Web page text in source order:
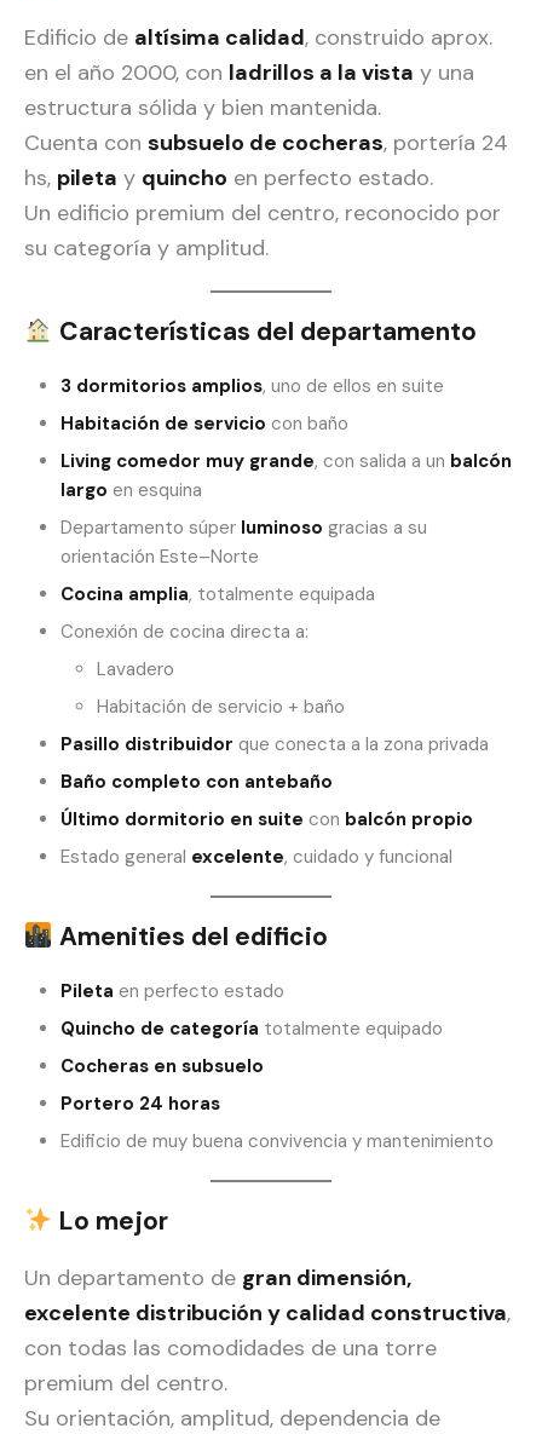
Edificio de altísima calidad, construido aprox.
en el año 2000, con ladrillos a la vista y una
estructura sólida y bien mantenida.
Cuenta con subsuelo de cocheras, portería 24
hs, pileta y quincho en perfecto estado.
Un edificio premium del centro, reconocido por
su categoría y amplitud.
Características del departamento
3 dormitorios amplios, uno de ellos en suite
Habitación de servicio con baño
Living comedor muy grande, con salida a un balcón
largo en esquina
Departamento súper luminoso gracias a su
orientación Este–Norte
Cocina amplia, totalmente equipada
Conexión de cocina directa a:
Lavadero
Habitación de servicio + baño
Pasillo distribuidor que conecta a la zona privada
Baño completo con antebaño
Último dormitorio en suite con balcón propio
Estado general excelente, cuidado y funcional
Amenities del edificio
Pileta en perfecto estado
Quincho de categoría totalmente equipado
Cocheras en subsuelo
Portero 24 horas
Edificio de muy buena convivencia y mantenimiento
Lo mejor
Un departamento de gran dimensión,
excelente distribución y calidad constructiva,
con todas las comodidades de una torre
premium del centro.
Su orientación, amplitud, dependencia de